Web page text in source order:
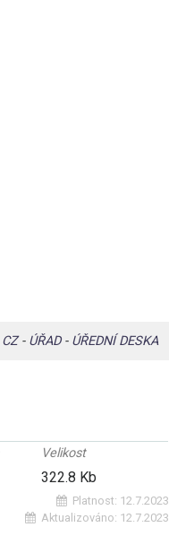
CZ- ÚŘAD- ÚŘEDNÍ DESKA
Velikost
322.8 Kb
Platnost: 12.7.2023
Aktualizováno: 12.7.2023